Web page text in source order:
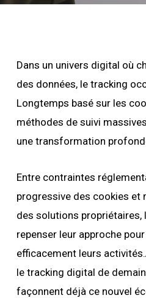
Dans un univers digital où
des données, le tracking
Longtemps basé sur les
méthodes de suivi
une transformation
Entre contraintes
progressive des cookies et
des solutions
repenser leur approche
efficacement leurs
le tracking digital de
façonnent déjà ce nouvel